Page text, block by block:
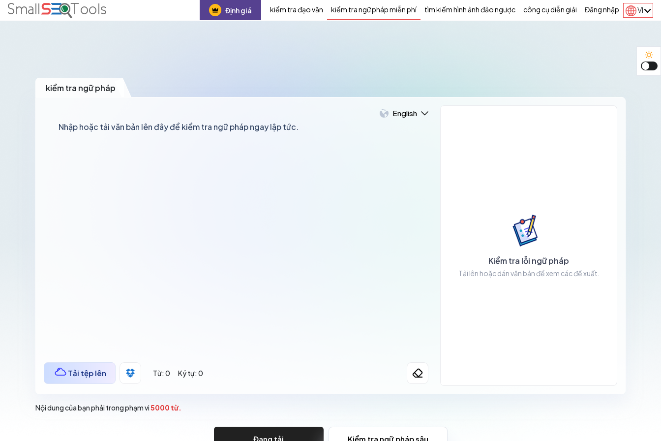
Định giá kiểm tra đạo văn kiểm tra ngữ pháp miễn phí tìm kiếm hình ảnh đảo ngược công cụ diễn giải Đăng nhập VI
kiểm tra ngữ pháp
English
Tải tệp lên Từ: 0 Ký tự: 0
Kiểm tra lỗi ngữ pháp
Tải lên hoặc dán văn bản để xem các đề xuất.
Nội dung của bạn phải trong phạm vi5000 từ.
Đang tải Kiểm tra ngữ pháp sâu